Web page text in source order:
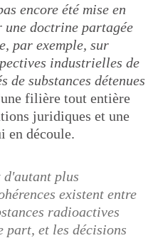
encore été mise en
une doctrine partagée
par exemple, sur
industrielles de
substances détenues
filière tout entière
juridiques et une
en découle.
plus
existent entre
radioactives
part, et les décisions